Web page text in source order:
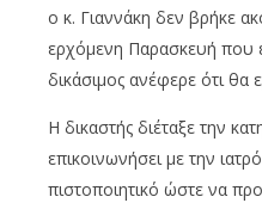
ο κ. Γιαννάκη δεν βρήκε
ερχόμενη Παρασκευή που
δικάσιμος ανέφερε ότι θα
Η δικαστής διέταξε την
επικοινωνήσει με την
πιστοποιητικό ώστε να